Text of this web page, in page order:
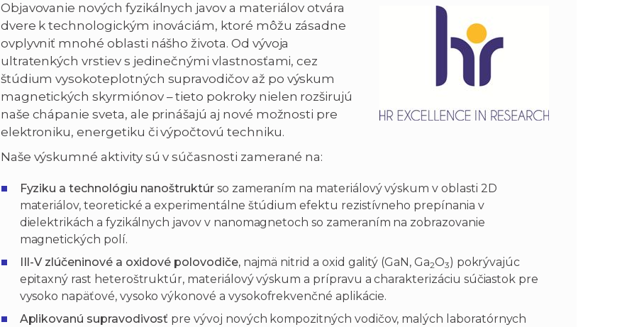
Objavovanie nových fyzikálnych javov a materiálov otvára
dvere k technologickým inováciám, ktoré môžu zásadne
ovplyvniť mnohé oblasti nášho života. Od vývoja
ultratenkých vrstiev s jedinečnými vlastnosťami, cez
štúdium vysokoteplotných supravodičov až po výskum
magnetických skyrmiónov – tieto pokroky nielen rozširujú
naše chápanie sveta, ale prinášajú aj nové možnosti pre
elektroniku, energetiku či výpočtovú techniku.
Naše výskumné aktivity sú v súčasnosti zamerané na:
Fyziku a technológiu nanoštruktúrso zameraním na materiálový výskum v oblasti 2D
materiálov, teoretické a experimentálne štúdium efektu rezistívneho prepínania v
dielektrikách a fyzikálnych javov v nanomagnetoch so zameraním na zobrazovanie
magnetických polí.
III-V zlúčeninové a oxidové polovodiče,najmä nitrid a oxid galitý (GaN, Ga2O3) pokrývajúc
epitaxný rast heteroštruktúr, materiálový výskum a prípravu a charakterizáciu súčiastok pre
vysoko napäťové, vysoko výkonové a vysokofrekvenčné aplikácie.
Aplikovanú supravodivosť pre vývoj nových kompozitných vodičov, malých laboratórnych